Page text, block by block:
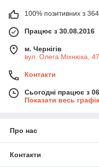
100% позитивних з 364
Працює з 30.08.2016
м. Чернігів
вул. Олега Міхнюка,
Контакти
Сьогодні працює з
Показати весь
Про нас
Контакти